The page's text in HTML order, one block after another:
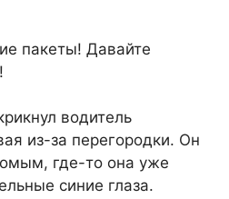
пакеты! Давайте
водитель
из-за перегородки. Он
где-то она уже
синие глаза.